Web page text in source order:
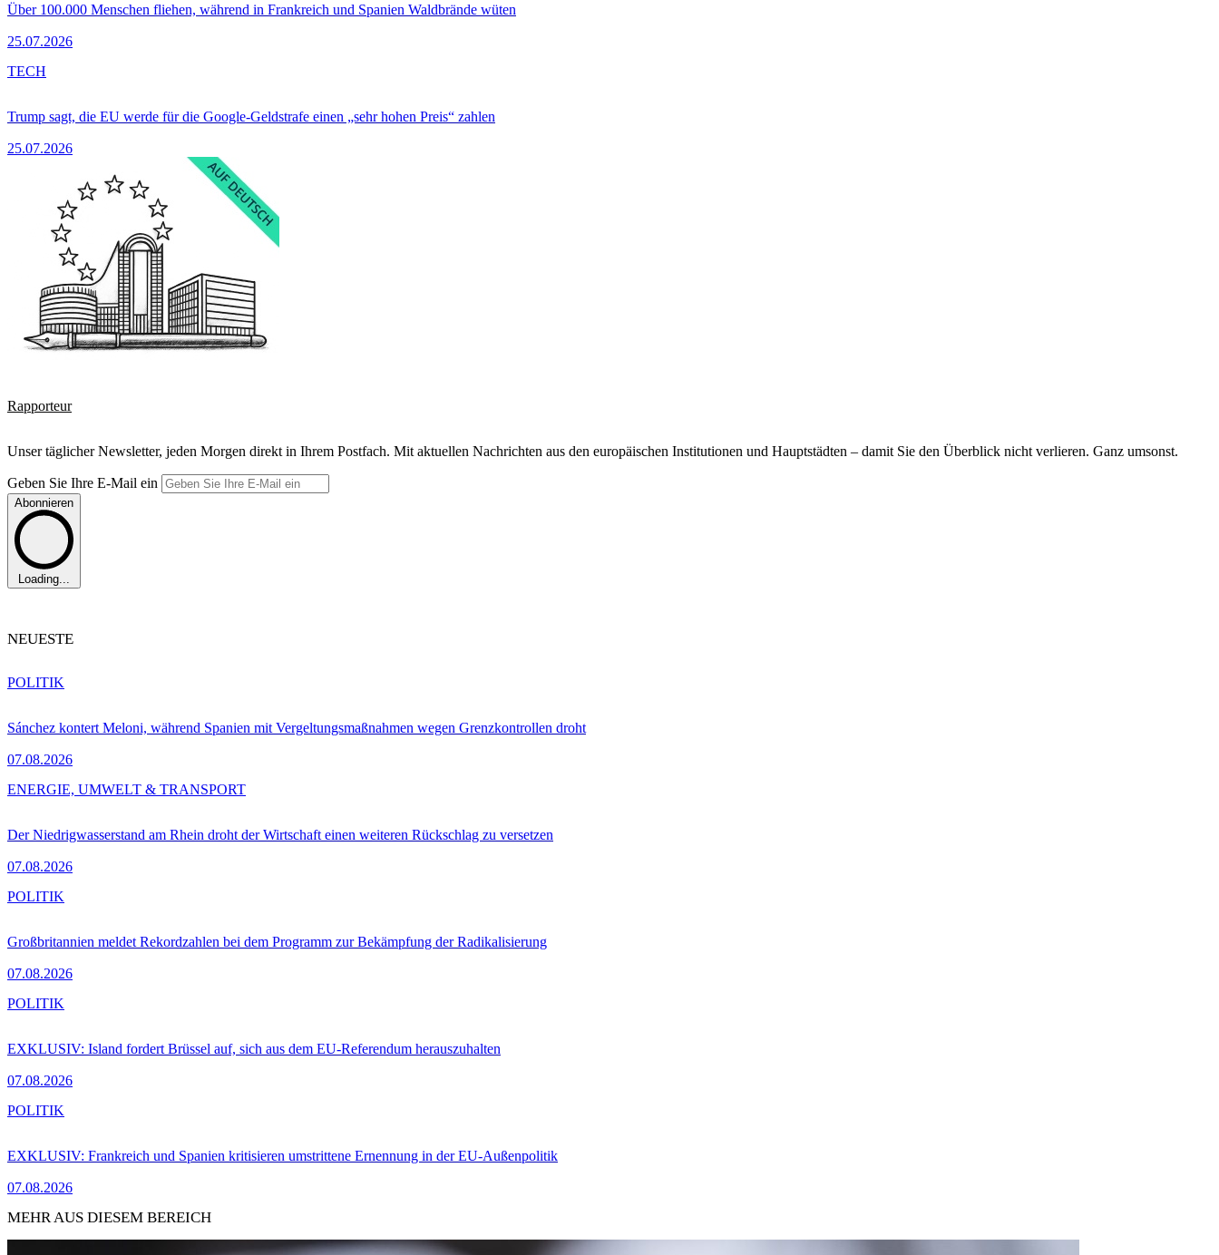
Über 100.000 Menschen fliehen, während in Frankreich und Spanien Waldbrände wüten
25.07.2026
Trump sagt, die EU werde für die Google-Geldstrafe einen „sehr hohen Preis“ zahlen
25.07.2026
TECH
Rapporteur
Unser täglicher Newsletter, jeden Morgen direkt in Ihrem Postfach. Mit aktuellen Nachrichten aus den europäischen Institutionen und Hauptstädten – damit Sie den Überblick nicht verlieren. Ganz umsonst.
Geben Sie Ihre E-Mail ein
Abonnieren
Loading...
NEUESTE
Sánchez kontert Meloni, während Spanien mit Vergeltungsmaßnahmen wegen Grenzkontrollen droht
07.08.2026
POLITIK
Der Niedrigwasserstand am Rhein droht der Wirtschaft einen weiteren Rückschlag zu versetzen
07.08.2026
ENERGIE, UMWELT & TRANSPORT
Großbritannien meldet Rekordzahlen bei dem Programm zur Bekämpfung der Radikalisierung
07.08.2026
POLITIK
EXKLUSIV: Island fordert Brüssel auf, sich aus dem EU-Referendum herauszuhalten
07.08.2026
POLITIK
EXKLUSIV: Frankreich und Spanien kritisieren umstrittene Ernennung in der EU-Außenpolitik
07.08.2026
POLITIK
MEHR AUS DIESEM BEREICH